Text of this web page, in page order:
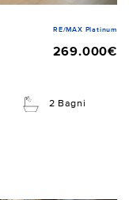
RE/MAX Platinum
269.000€
2 Bagni